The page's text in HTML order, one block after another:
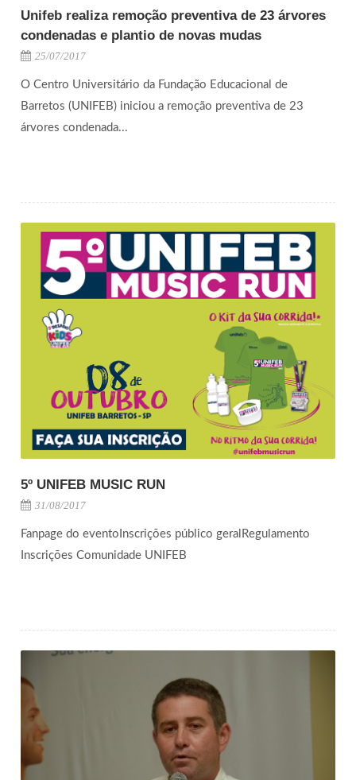
Unifeb realiza remoção preventiva de 23 árvores
condenadas e plantio de novas mudas
25/07/2017
O Centro Universitário da Fundação Educacional de
Barretos (UNIFEB) iniciou a remoção preventiva de 23
árvores condenada...
5º UNIFEB MUSIC RUN
31/08/2017
Fanpage do eventoInscrições público geralRegulamento
Inscrições Comunidade UNIFEB